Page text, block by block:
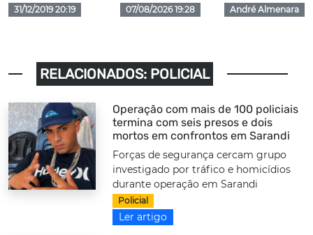
31/12/2019 20:19 07/08/2026 19:28 André Almenara
RELACIONADOS: POLICIAL
Operação com mais de 100 policiais
termina com seis presos e dois
mortos em confrontos em Sarandi
Forças de segurança cercam grupo
investigado por tráfico e homicídios
durante operação em Sarandi
Policial
Ler artigo